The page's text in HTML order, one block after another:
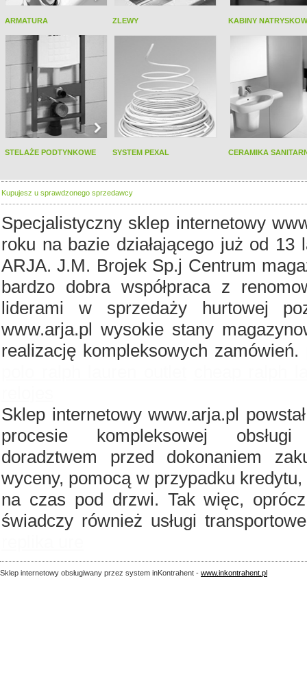
ARMATURA ZLEWY KABINY
STELAŻE PODTYNKOWE SYSTEM PEXAL CERAMIKA
Kupujesz u sprawdzonego sprzedawcy
Specjalistyczny sklep internetowy
roku na bazie działającego już od 13
ARJA. J.M. Brojek Sp.j Centrum
bardzo dobra współpraca z
liderami w sprzedaży hurtowej
www.arja.pl wysokie stany
realizację kompleksowych zamówień.
Sklep internetowy www.arja.pl
procesie kompleksowej
doradztwem przed dokonaniem
wyceny, pomocą w przypadku
na czas pod drzwi. Tak więc, oprócz
świadczy również usługi
Sklep internetowy obsługiwany przez system inKontrahent - www.inkontrahent.pl